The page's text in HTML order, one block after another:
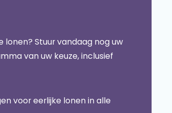
Stuur vandaag nog uw
van uw keuze, inclusief
voor eerlijke lonen in alle